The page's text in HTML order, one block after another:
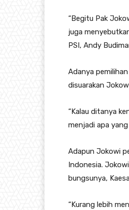
“Begitu Pak
juga
PSI, Andy
Adanya
disuarakan
“Kalau ditanya
menjadi apa
Adapun Jokowi
Indonesia.
bungsunya,
“Kurang lebih